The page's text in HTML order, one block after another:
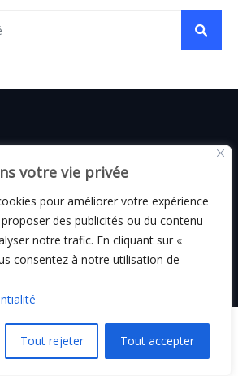
votre vie privée
pour améliorer votre expérience
des publicités ou du contenu
notre trafic. En cliquant sur «
consentez à notre utilisation de
Tout rejeter Tout accepter